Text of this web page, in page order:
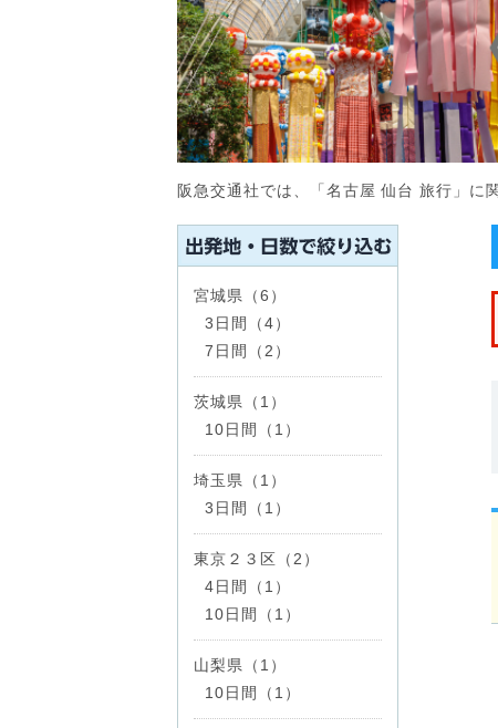
阪急交通社では、「名古屋 仙台 旅行」に
宮城県（6）
3日間（4）
7日間（2）
茨城県（1）
10日間（1）
埼玉県（1）
3日間（1）
東京２３区（2）
4日間（1）
10日間（1）
山梨県（1）
10日間（1）